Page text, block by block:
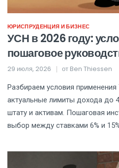
ЮРИСПРУДЕНЦИЯ И БИЗНЕС
УСН в 2026 году:
пошаговое
29 июля, 2026 от Ben Thiessen
Разбираем условия применения
актуальные лимиты дохода до
штату и активам. Пошаговая
выбор между ставками 6% и